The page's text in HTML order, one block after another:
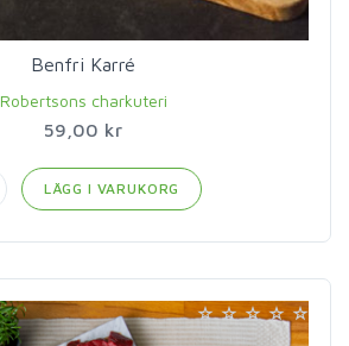
Benfri Karré
Robertsons charkuteri
59,00 kr
LÄGG I VARUKORG